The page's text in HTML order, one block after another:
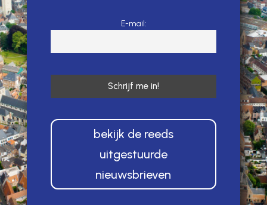
E-mail:
bekijk de reeds
uitgestuurde
nieuwsbrieven